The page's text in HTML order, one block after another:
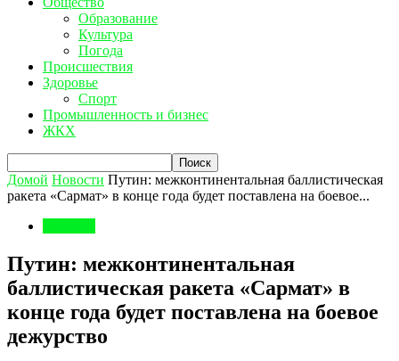
Образование
Культура
Погода
Происшествия
Здоровье
Спорт
Промышленность и бизнес
ЖКХ
Домой Новости Путин: межконтинентальная баллистическая
ракета «Сармат» в конце года будет поставлена на боевое...
Путин: межконтинентальная
баллистическая ракета «Сармат» в
конце года будет поставлена на боевое
дежурство